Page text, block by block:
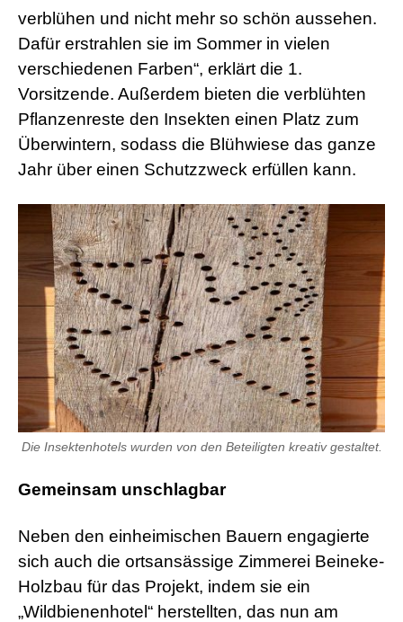
verblühen und nicht mehr so schön aussehen.
Dafür erstrahlen sie im Sommer in vielen
verschiedenen Farben“, erklärt die 1.
Vorsitzende. Außerdem bieten die verblühten
Pflanzenreste den Insekten einen Platz zum
Überwintern, sodass die Blühwiese das ganze
Jahr über einen Schutzzweck erfüllen kann.
Die Insektenhotels wurden von den Beteiligten kreativ gestaltet.
Gemeinsam unschlagbar
Neben den einheimischen Bauern engagierte
sich auch die ortsansässige Zimmerei Beineke-
Holzbau für das Projekt, indem sie ein
„Wildbienenhotel“ herstellten, das nun am